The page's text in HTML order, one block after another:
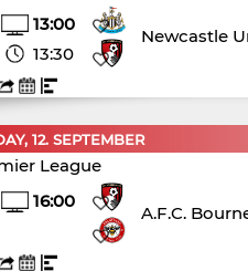
13:00
13:30
Newcastle
12. SEPTEMBER
League
16:00
A.F.C.